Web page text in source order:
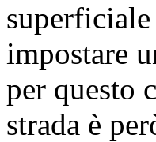
impostare
per questo
strada è